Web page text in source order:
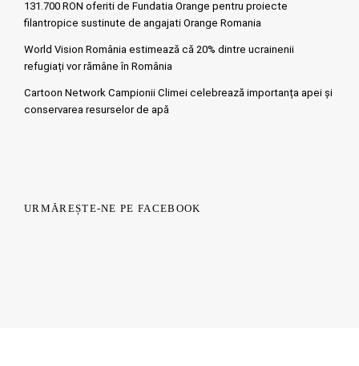
131.700 RON oferiti de Fundatia Orange pentru proiecte
filantropice sustinute de angajati Orange Romania
World Vision România estimează că 20% dintre ucrainenii
refugiați vor rămâne în România
Cartoon Network Campionii Climei celebrează importanța apei și
conservarea resurselor de apă
URMĂREȘTE-NE PE FACEBOOK